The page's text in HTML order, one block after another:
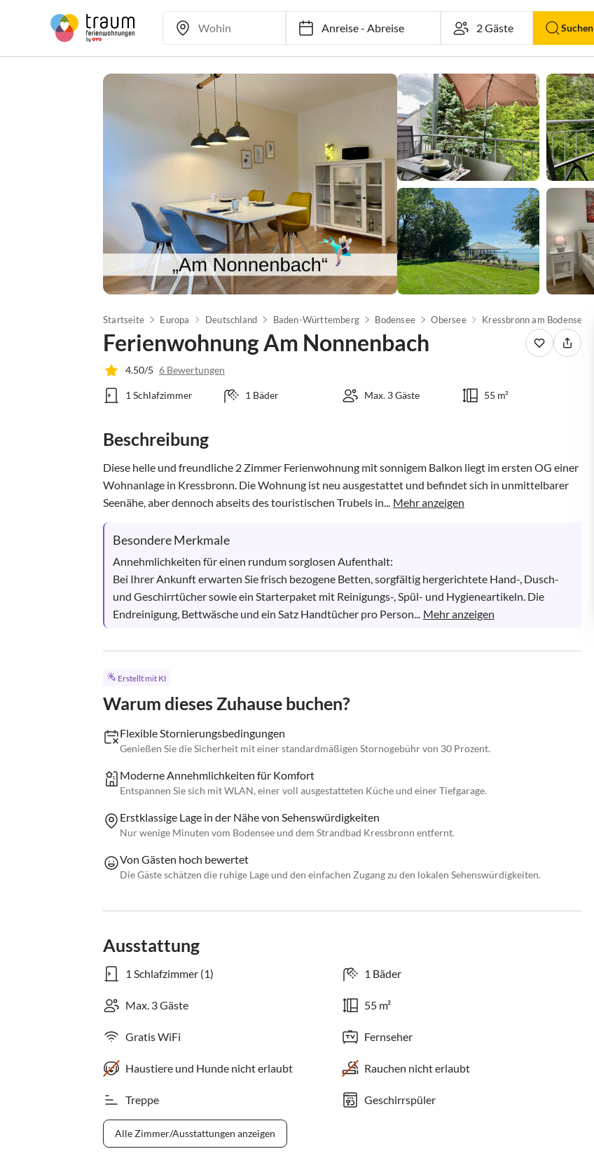
Anreise-Abreise Suchen
Startseite Europa Deutschland Baden-Württemberg Bodensee Obersee Kressbronn am Bodensee
Ferienwohnung Am Nonnenbach
4.50/5 6 Bewertungen
1 Schlafzimmer 1 Bäder Max. 3 Gäste 55 m²
Beschreibung
Diese helle und freundliche 2 Zimmer Ferienwohnung mit sonnigem Balkon liegt im ersten OG einer
Wohnanlage in Kressbronn. Die Wohnung ist neu ausgestattet und befindet sich in unmittelbarer
Seenähe, aber dennoch abseits des touristischen Trubels in... Mehr anzeigen
Besondere Merkmale
Annehmlichkeiten für einen rundum sorglosen Aufenthalt:
Bei Ihrer Ankunft erwarten Sie frisch bezogene Betten, sorgfältig hergerichtete Hand-, Dusch-
und Geschirrtücher sowie ein Starterpaket mit Reinigungs-, Spül- und Hygieneartikeln. Die
Endreinigung, Bettwäsche und ein Satz Handtücher pro Person... Mehr anzeigen
Erstellt mit KI
Warum dieses Zuhause buchen?
Flexible Stornierungsbedingungen
Genießen Sie die Sicherheit mit einer standardmäßigen Stornogebühr von 30 Prozent.
Moderne Annehmlichkeiten für Komfort
Entspannen Sie sich mit WLAN, einer voll ausgestatteten Küche und einer Tiefgarage.
Erstklassige Lage in der Nähe von Sehenswürdigkeiten
Nur wenige Minuten vom Bodensee und dem Strandbad Kressbronn entfernt.
Von Gästen hoch bewertet
Die Gäste schätzen die ruhige Lage und den einfachen Zugang zu den lokalen Sehenswürdigkeiten.
Ausstattung
1 Schlafzimmer (1) 1 Bäder
Max. 3 Gäste 55 m²
Gratis WiFi Fernseher
Haustiere und Hunde nicht erlaubt Rauchen nicht erlaubt
Treppe Geschirrspüler
Alle Zimmer/Ausstattungen anzeigen